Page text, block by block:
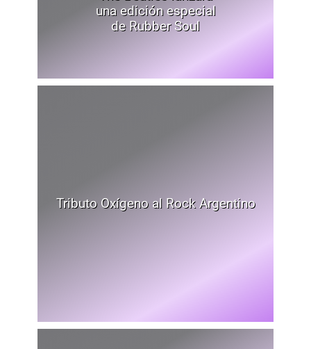
una edición especial
de Rubber Soul
Tributo Oxígeno al Rock Argentino